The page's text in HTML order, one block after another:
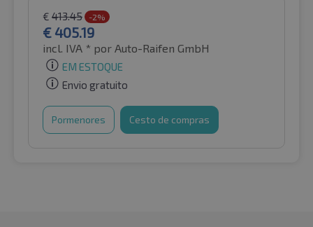
€ 413.45 -2%
€ 405.19
incl. IVA * por Auto-Raifen GmbH
EM ESTOQUE
Envio gratuito
Pormenores Cesto de compras